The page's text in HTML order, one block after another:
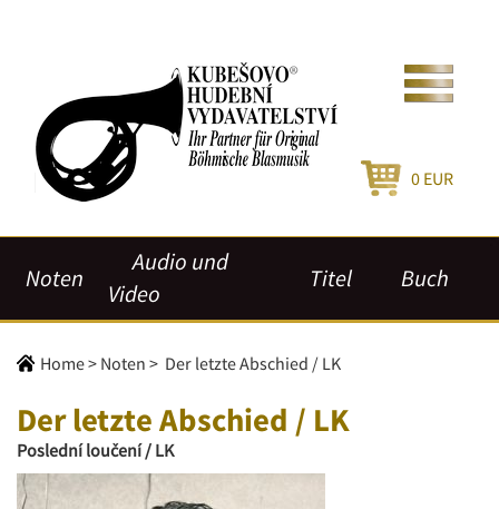
0 EUR
Noten
Audio und
Video
Titel Buch
Home> Noten > Der letzte Abschied / LK
Der letzte Abschied / LK
Poslední loučení / LK